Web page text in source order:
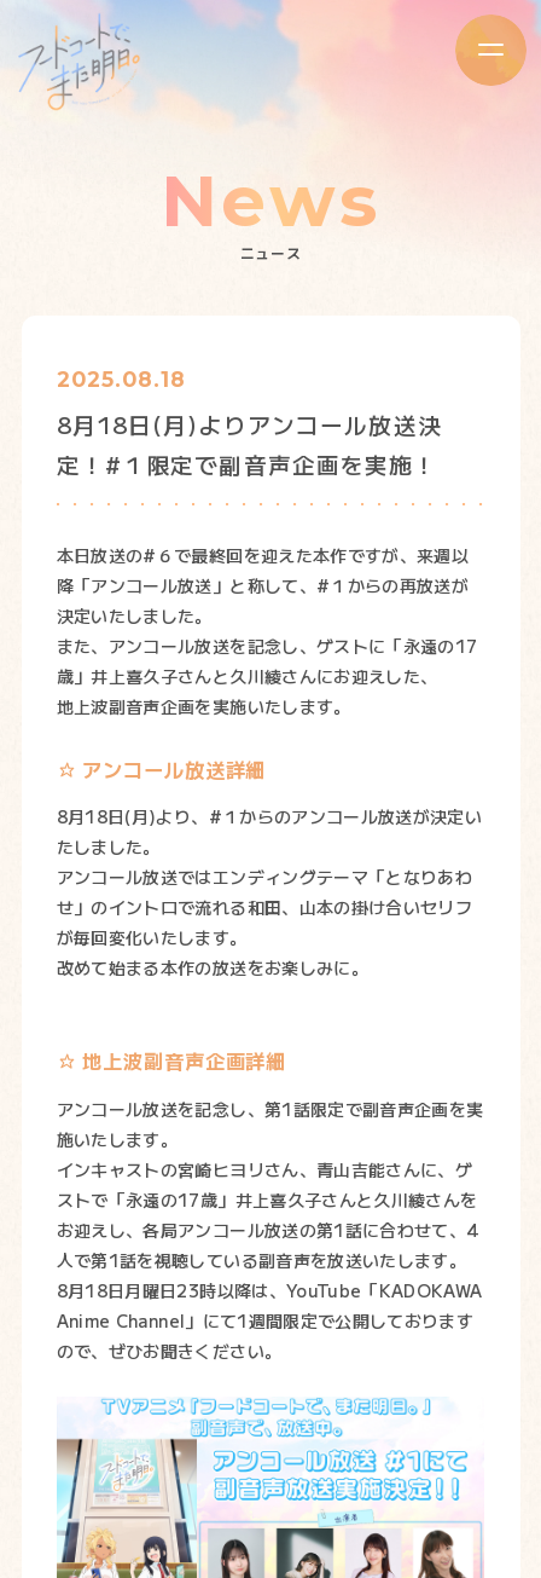
News
ニュース
2025.08.18
8月18日(月)よりアンコール放送決
定！#１限定で副音声企画を実施！
本日放送の#６で最終回を迎えた本作ですが、来週以
降「アンコール放送」と称して、#１からの再放送が
決定いたしました。
また、アンコール放送を記念し、ゲストに「永遠の17
歳」井上喜久子さんと久川綾さんにお迎えした、
地上波副音声企画を実施いたします。
アンコール放送詳細
8月18日(月)より、#１からのアンコール放送が決定い
たしました。
アンコール放送ではエンディングテーマ「となりあわ
せ」のイントロで流れる和田、山本の掛け合いセリフ
が毎回変化いたします。
改めて始まる本作の放送をお楽しみに。
地上波副音声企画詳細
アンコール放送を記念し、第1話限定で副音声企画を実
施いたします。
インキャストの宮崎ヒヨリさん、青山吉能さんに、ゲ
ストで「永遠の17歳」井上喜久子さんと久川綾さんを
お迎えし、各局アンコール放送の第1話に合わせて、4
人で第1話を視聴している副音声を放送いたします。
8月18日月曜日23時以降は、YouTube「KADOKAWA
Anime Channel」にて1週間限定で公開しております
ので、ぜひお聞きください。